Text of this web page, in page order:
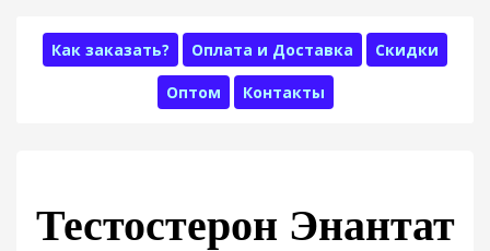
Как заказать? Оплата и Доставка Скидки
Оптом Контакты
Тестостерон Энантат